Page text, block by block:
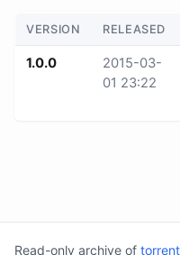
VERSION RELEASED
1.0.0
2015-03-
01 23:22
Read-only archive of